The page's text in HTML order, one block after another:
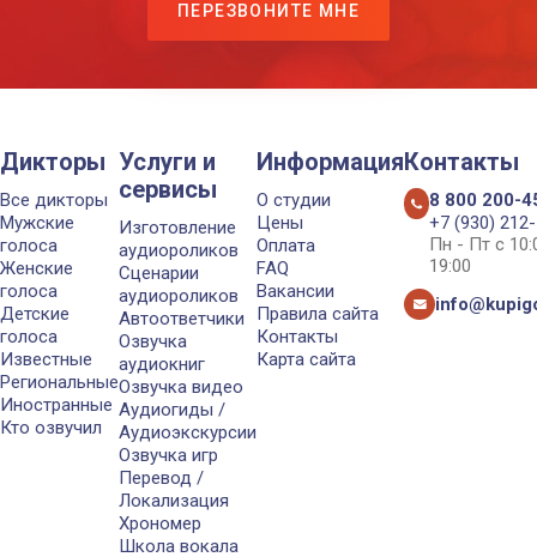
ПЕРЕЗВОНИТЕ МНЕ
Дикторы
Все дикторы
Мужские
голоса
Женские
голоса
Детские
голоса
Известные
Региональные
Иностранные
Кто озвучил
Услуги и
сервисы
Изготовление
аудиороликов
Сценарии
аудиороликов
Автоответчики
Озвучка
аудиокниг
Озвучка видео
Аудиогиды /
Аудиоэкскурсии
Озвучка игр
Перевод /
Локализация
Хрономер
Школа вокала
Информация
О студии
Цены
Оплата
FAQ
Вакансии
Правила сайта
Контакты
Карта сайта
Контакты
8 800 200-
+7 (930)
Пн - Пт с
19:00